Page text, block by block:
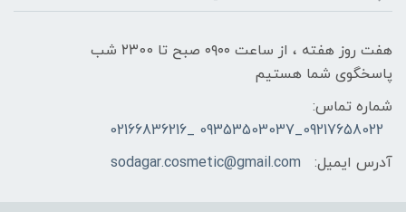
هفت روز هفته ، از ساعت ۰۹۰۰ صبح تا ۲۳00 شب
پاسخگوی شما هستیم
شماره تماس:
09217658022_09353503037 _02166836216
آدرس ایمیل:
sodagar.cosmetic@gmail.com